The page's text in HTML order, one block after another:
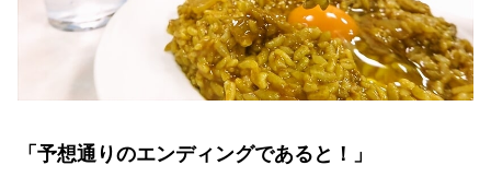
「予想通りのエンディングであると！」